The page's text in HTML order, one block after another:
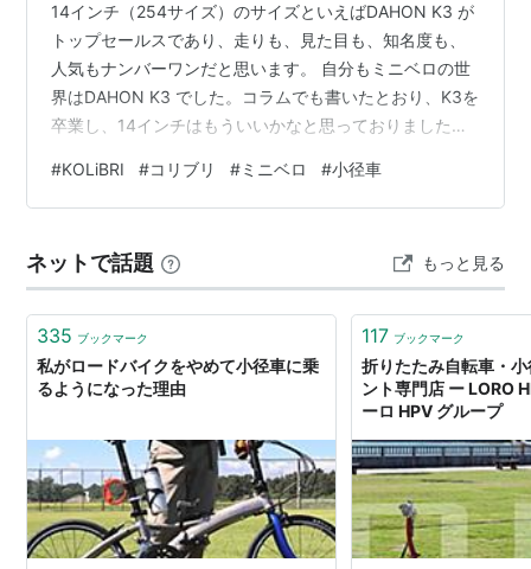
14インチ（254サイズ）のサイズといえばDAHON K3 が
トップセールスであり、走りも、見た目も、知名度も、
人気もナンバーワンだと思います。 自分もミニベロの世
界はDAHON K3 でした。コラムでも書いたとおり、K3を
卒業し、14インチはもういいかなと思っておりました
した。 ほかに、14インチですとRENAULTブランドや、
キャプテンスタッグなどから販売されておりますが、あ
20インチと違って、車体のダメージや消耗が大きな14イ
ンチの自転車ですので、信頼性のある…
#KOLiBRI #コリブリ #ミニベロ #小径車
ネットで話題 もっと見る
335 ブックマーク
私がロードバイクをやめて小径車に乗
るようになった理由
117 ブックマーク
折りたたみ自転車・
ント専門店 ー LORO
ーロ HPV グループ